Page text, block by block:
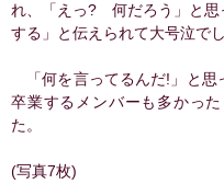
れ、「えっ? 何だろう」と思
する」と伝えられて大号泣でし
「何を言ってるんだ!」と思
卒業するメンバーも多かっ
た。
(写真7枚)